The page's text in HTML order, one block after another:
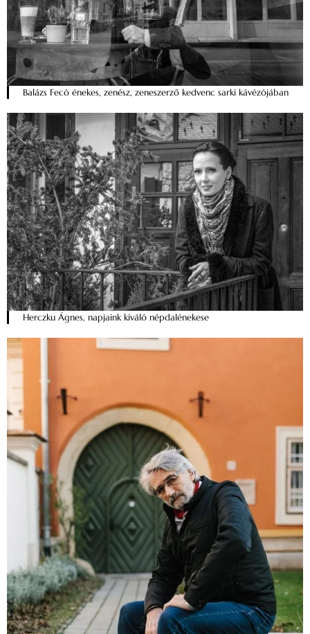
Balázs Fecó énekes, zenész, zeneszerző kedvenc sarki kávézójában
Herczku Ágnes, napjaink kiváló népdalénekese